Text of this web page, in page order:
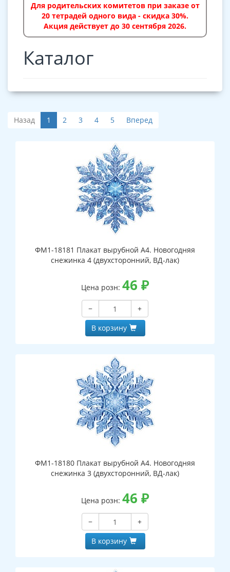
Для родительских комитетов при заказе от
20 тетрадей одного вида - скидка 30%.
Акция действует до 30 сентября 2026.
Каталог
Назад 1 2 3 4 5 Вперед
ФМ1-18181 Плакат вырубной А4. Новогодняя
снежинка 4 (двухсторонний, ВД-лак)
Цена розн: 46 ₽
−
+
В корзину
ФМ1-18180 Плакат вырубной А4. Новогодняя
снежинка 3 (двухсторонний, ВД-лак)
Цена розн: 46 ₽
−
+
В корзину